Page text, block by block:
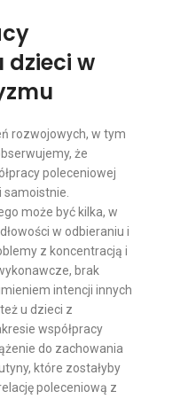
dzieci w
rozwojowych, w tym
że
poleceniowej
samoistnie.
może być kilka, w
w odbieraniu i
z koncentracją i
brak
intencji innych
u dzieci z
współpracy
do zachowania
które zostałyby
poleceniową z